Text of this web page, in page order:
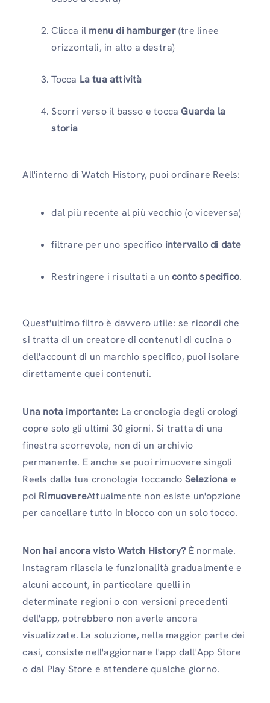
Clicca il menu di hamburger(tre linee
orizzontali, in alto a destra)
Tocca La tua attività
Scorri verso il basso e toccaGuarda la
storia
All'interno di Watch History, puoi ordinare Reels:
dal più recente al più vecchio (o viceversa)
filtrare per uno specifico intervallo di date
Restringere i risultati a unconto specifico.
Quest'ultimo filtro è davvero utile: se ricordi che
si tratta di un creatore di contenuti di cucina o
dell'account di un marchio specifico, puoi isolare
direttamente quei contenuti.
Una nota importante: La cronologia degli orologi
copre solo gli ultimi 30 giorni. Si tratta di una
finestra scorrevole, non di un archivio
permanente. E anche se puoi rimuovere singoli
Reels dalla tua cronologia toccando Seleziona e
poi RimuovereAttualmente non esiste un'opzione
per cancellare tutto in blocco con un solo tocco.
Non hai ancora visto Watch History? È normale.
Instagram rilascia le funzionalità gradualmente e
alcuni account, in particolare quelli in
determinate regioni o con versioni precedenti
dell'app, potrebbero non averle ancora
visualizzate. La soluzione, nella maggior parte dei
casi, consiste nell'aggiornare l'app dall'App Store
o dal Play Store e attendere qualche giorno.